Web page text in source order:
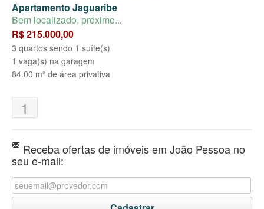
Apartamento Jaguaribe
Bem localizado, próximo...
R$ 215.000,00
3 quartos sendo 1 suíte(s)
1 vaga(s) na garagem
84.00 m² de área privativa
1
Receba ofertas de imóveis em João Pessoa no
seu e-mail: